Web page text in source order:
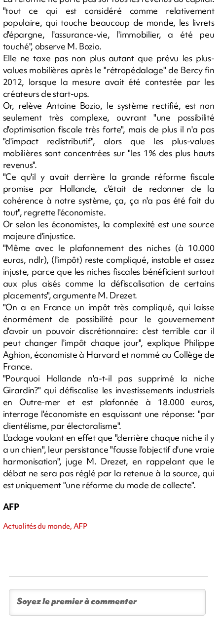
"tout ce qui est considéré comme relativement
populaire, qui touche beaucoup de monde, les livrets
d'épargne, l'assurance-vie, l'immobilier, a été peu
touché", observe M. Bozio.
Elle ne taxe pas non plus autant que prévu les plus-
values mobilières après le "rétropédalage" de Bercy fin
2012, lorsque la mesure avait été contestée par les
créateurs de start-ups.
Or, relève Antoine Bozio, le système rectifié, est non
seulement très complexe, ouvrant "une possibilité
d'optimisation fiscale très forte", mais de plus il n'a pas
"d'impact redistributif", alors que les plus-values
mobilières sont concentrées sur "les 1% des plus hauts
revenus".
"Ce qu'il y avait derrière la grande réforme fiscale
promise par Hollande, c'était de redonner de la
cohérence à notre système, ça, ça n'a pas été fait du
tout", regrette l'économiste.
Or selon les économistes, la complexité est une source
majeure d'injustice.
"Même avec le plafonnement des niches (à 10.000
euros, ndlr), (l'impôt) reste compliqué, instable et assez
injuste, parce que les niches fiscales bénéficient surtout
aux plus aisés comme la défiscalisation de certains
placements", argumente M. Drezet.
"On a en France un impôt très compliqué, qui laisse
énormément de possibilité pour le gouvernement
d'avoir un pouvoir discrétionnaire: c'est terrible car il
peut changer l'impôt chaque jour", explique Philippe
Aghion, économiste à Harvard et nommé au Collège de
France.
"Pourquoi Hollande n'a-t-il pas supprimé la niche
Girardin?" qui défiscalise les investissements industriels
en Outre-mer et est plafonnée à 18.000 euros,
interroge l'économiste en esquissant une réponse: "par
clientélisme, par électoralisme".
L'adage voulant en effet que "derrière chaque niche il y
a un chien", leur persistance "fausse l'objectif d'une vraie
harmonisation", juge M. Drezet, en rappelant que le
débat ne sera pas réglé par la retenue à la source, qui
est uniquement "une réforme du mode de collecte".
AFP
Actualités du monde, AFP